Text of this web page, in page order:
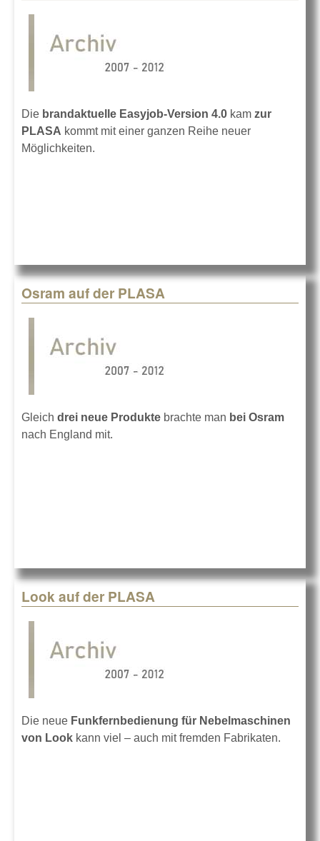
Die brandaktuelle Easyjob-Version 4.0 kam zur
PLASA kommt mit einer ganzen Reihe neuer
Möglichkeiten.
Osram auf der PLASA
Gleich drei neue Produkte brachte man bei Osram
nach England mit.
Look auf der PLASA
Die neue Funkfernbedienung für Nebelmaschinen
von Look kann viel – auch mit fremden Fabrikaten.